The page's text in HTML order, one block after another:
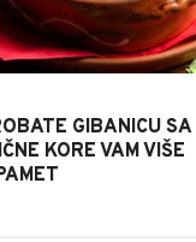
GIBANICU SA
KORE VAM VIŠE